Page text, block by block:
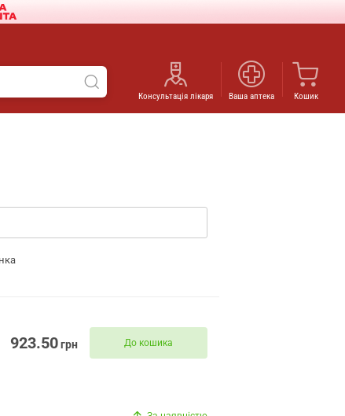
Консультація лікаря Ваша аптека Кошик
923.50грн До кошика